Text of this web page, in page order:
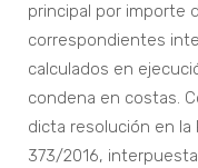
principal por importe
correspondientes
calculados en
condena en costas.
dicta resolución en
373/2016,